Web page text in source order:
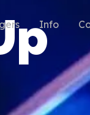
Info